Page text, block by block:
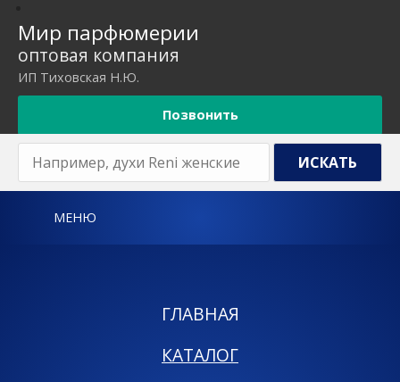
Мир парфюмерии
оптовая компания
ИП Тиховская Н.Ю.
Позвонить
МЕНЮ
ГЛАВНАЯ
КАТАЛОГ